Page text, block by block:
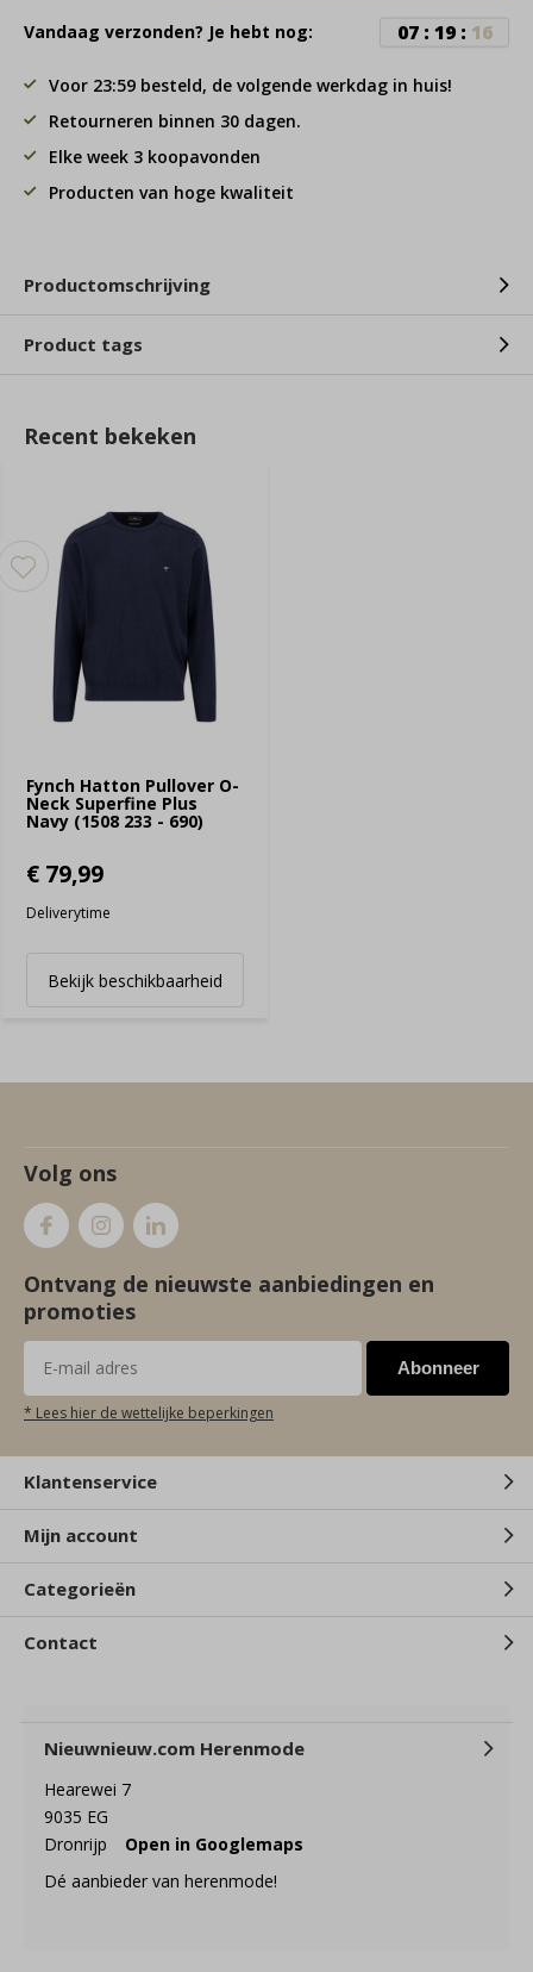
Vandaag verzonden? Je hebt nog: 07: 19: 16
Voor 23:59 besteld, de volgende werkdag in huis!
Retourneren binnen 30 dagen.
Elke week 3 koopavonden
Producten van hoge kwaliteit
Productomschrijving
Product tags
Recent bekeken
Fynch Hatton Pullover O-
Neck Superfine Plus
Navy (1508 233 - 690)
€ 79,99
Deliverytime
Bekijk beschikbaarheid
Volg ons
Ontvang de nieuwste aanbiedingen en
promoties
Abonneer
* Lees hier de wettelijke beperkingen
Klantenservice
Mijn account
Categorieën
Contact
Nieuwnieuw.com Herenmode
Hearewei 7
9035 EG
Dronrijp
Open in Googlemaps
Dé aanbieder van herenmode!